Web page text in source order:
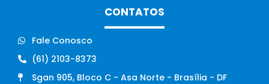
CONTATOS
Fale Conosco
(61) 2103-8373
Sgan 905, Bloco C - Asa Norte - Brasília - DF